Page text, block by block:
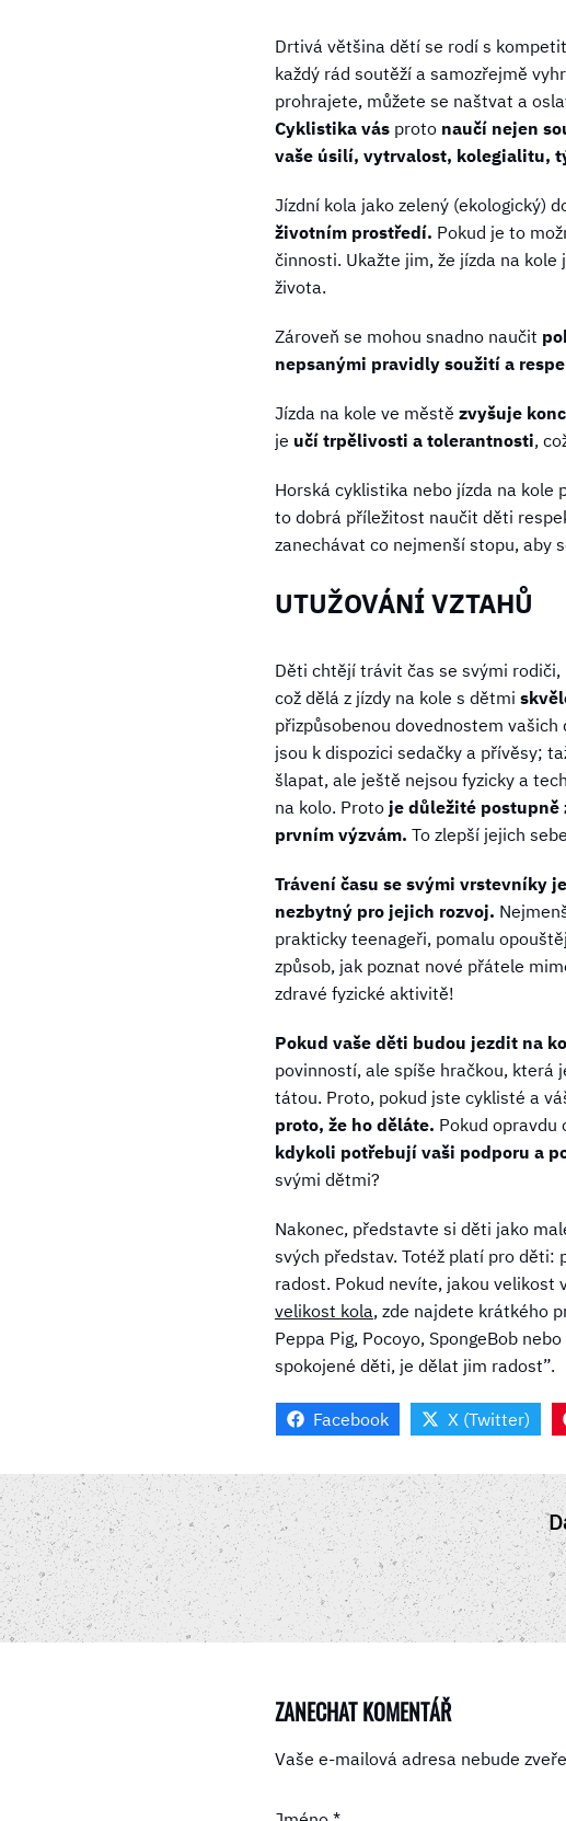
Drtivá většina dětí se rodí s
každý rád soutěží a samozřejmě
prohrajete, můžete se naštvat a
Cyklistika vásproto naučí nejen
vaše úsilí, vytrvalost, kolegialitu,
Jízdní kola jako zelený (ekologický)
životním prostředí. Pokud je to
činnosti. Ukažte jim, že jízda na
života.
Zároveň se mohou snadno naučit
nepsanými pravidly soužití a
Jízda na kole ve městě zvyšuje
je učí trpělivosti a tolerantnosti,
Horská cyklistika nebo jízda na kole
to dobrá příležitost naučit děti
zanechávat co nejmenší stopu, aby
UTUŽOVÁNÍ VZTAHŮ
Děti chtějí trávit čas se svými rodiči,
což dělá z jízdy na kole s dětmi
přizpůsobenou dovednostem
jsou k dispozici sedačky a přívěsy;
šlapat, ale ještě nejsou fyzicky a
na kolo. Proto je důležité postupně
prvním výzvám. To zlepší jejich
Trávení času se svými vrstevníky
nezbytný pro jejich rozvoj.
prakticky teenageři, pomalu
způsob, jak poznat nové přátele
zdravé fyzické aktivitě!
Pokud vaše děti budou jezdit na
povinností, ale spíše hračkou, která
tátou. Proto, pokud jste cyklisté a
proto, že ho děláte. Pokud opravdu
kdykoli potřebují vaši podporu a
svými dětmi?
Nakonec, představte si děti jako
svých představ. Totéž platí pro děti:
radost. Pokud nevíte, jakou
velikost kola, zde najdete krátkého
Peppa Pig, Pocoyo, SpongeBob
spokojené děti, je dělat jim radost”.
Facebook X (Twitter)
ZANECHAT KOMENTÁŘ
Vaše e-mailová adresa nebude